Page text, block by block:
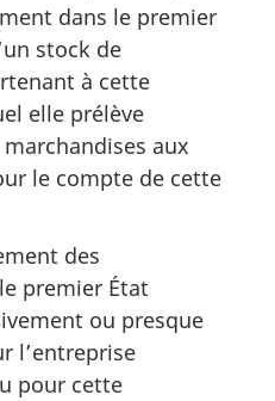
dans le premier
stock de
à cette
elle prélève
aux
le compte de cette
des
premier État
ou presque
l’entreprise
pour cette